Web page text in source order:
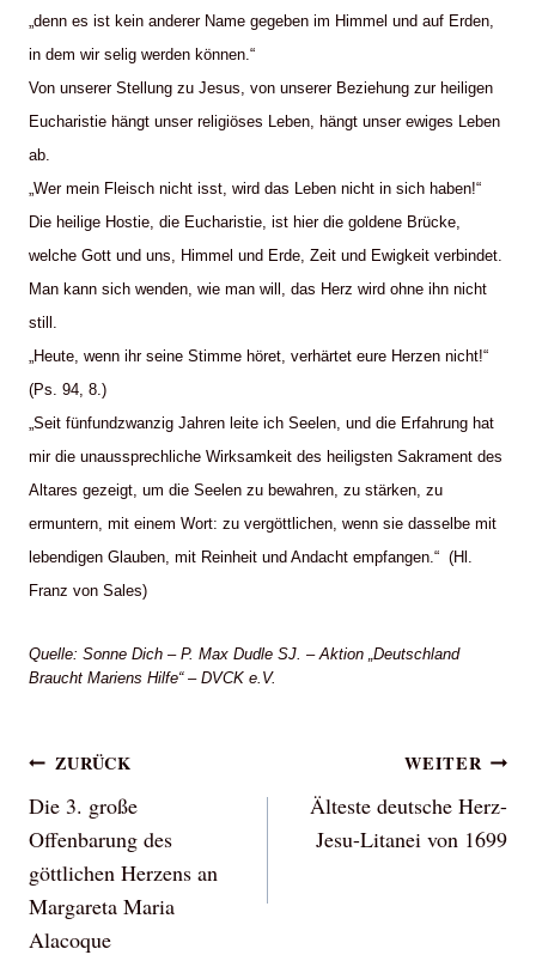
„denn es ist kein anderer Name gegeben im Himmel und auf Erden,
in dem wir selig werden können.“
Von unserer Stellung zu Jesus, von unserer Beziehung zur heiligen
Eucharistie hängt unser religiöses Leben, hängt unser ewiges Leben
ab.
„Wer mein Fleisch nicht isst, wird das Leben nicht in sich haben!“
Die heilige Hostie, die Eucharistie, ist hier die goldene Brücke,
welche Gott und uns, Himmel und Erde, Zeit und Ewigkeit verbindet.
Man kann sich wenden, wie man will, das Herz wird ohne ihn nicht
still.
„Heute, wenn ihr seine Stimme höret, verhärtet eure Herzen nicht!“
(Ps. 94, 8.)
„Seit fünfundzwanzig Jahren leite ich Seelen, und die Erfahrung hat
mir die unaussprechliche Wirksamkeit des heiligsten Sakrament des
Altares gezeigt, um die Seelen zu bewahren, zu stärken, zu
ermuntern, mit einem Wort: zu vergöttlichen, wenn sie dasselbe mit
lebendigen Glauben, mit Reinheit und Andacht empfangen.“ (Hl.
Franz von Sales)
Quelle: Sonne Dich – P. Max Dudle SJ. – Aktion „Deutschland
Braucht Mariens Hilfe“ – DVCK e.V.
Beitragsnavigation
ZURÜCK
Die 3. große
Offenbarung des
göttlichen Herzens an
Margareta Maria
Alacoque
WEITER
Älteste deutsche Herz-
Jesu-Litanei von 1699